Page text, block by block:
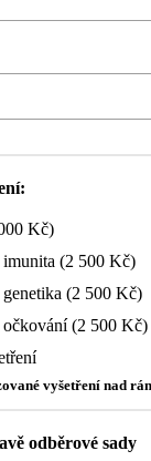
Kč)
(2 500 Kč)
(2 500 Kč)
(2 500 Kč)
vyšetření nad
odběrové sady